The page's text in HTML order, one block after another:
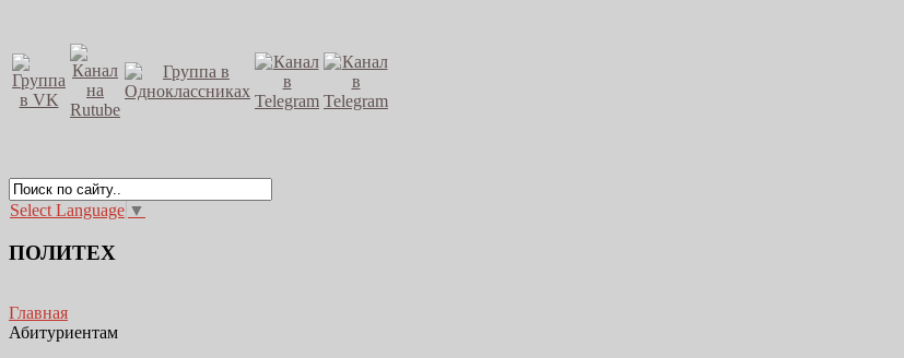
Select Language ▼
ПОЛИТЕХ
Главная
Абитуриентам